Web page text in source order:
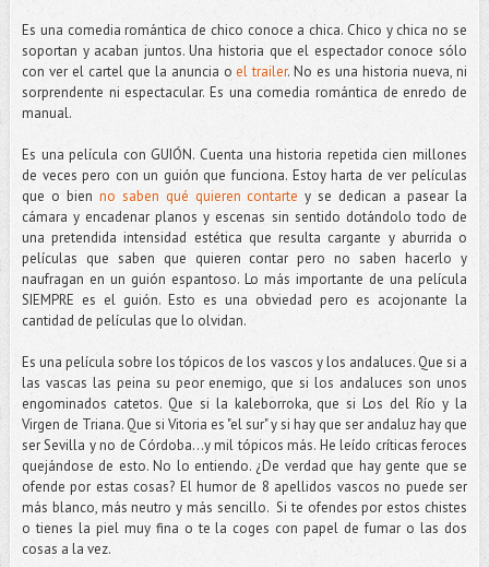
Es una comedia romántica de chico conoce a chica. Chico y chica no se
soportan y acaban juntos. Una historia que el espectador conoce sólo
con ver el cartel que la anuncia oel trailer. No es una historia nueva, ni
sorprendente ni espectacular. Es una comedia romántica de enredo de
manual.
Es una película con GUIÓN. Cuenta una historia repetida cien millones
de veces pero con un guión que funciona. Estoy harta de ver películas
que o bien no saben qué quieren contarte y se dedican a pasear la
cámara y encadenar planos y escenas sin sentido dotándolo todo de
una pretendida intensidad estética que resulta cargante y aburrida o
películas que saben que quieren contar pero no saben hacerlo y
naufragan en un guión espantoso. Lo más importante de una película
SIEMPRE es el guión. Esto es una obviedad pero es acojonante la
cantidad de películas que lo olvidan.
Es una película sobre los tópicos de los vascos y los andaluces. Que si a
las vascas las peina su peor enemigo, que si los andaluces son unos
engominados catetos. Que si la kaleborroka, que si Los del Río y la
Virgen de Triana. Que si Vitoria es "el sur" y si hay que ser andaluz hay que
ser Sevilla y no de Córdoba...y mil tópicos más. He leído críticas feroces
quejándose de esto. No lo entiendo. ¿De verdad que hay gente que se
ofende por estas cosas? El humor de 8 apellidos vascos no puede ser
más blanco, más neutro y más sencillo. Si te ofendes por estos chistes
o tienes la piel muy fina o te la coges con papel de fumar o las dos
cosas a la vez.